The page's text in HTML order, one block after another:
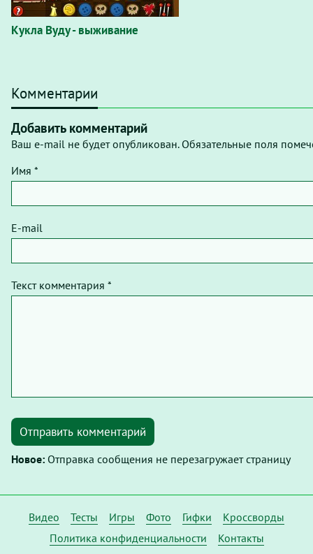
Кукла Вуду - выживание
Комментарии
Добавить комментарий
Ваш e-mail не будет опубликован. Обязательные поля
Имя *
E-mail
Текст комментария *
Отправить комментарий
Новое: Отправка сообщения не перезагружает страницу
Видео Тесты Игры Фото Гифки
Кроссворды
Политика конфиденциальности
Контакты